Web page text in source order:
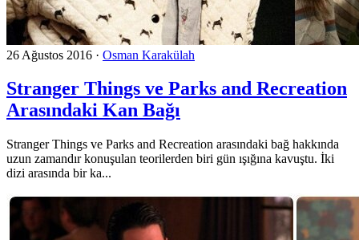
26 Ağustos 2016 · Osman Karakülah
Stranger Things ve Parks and Recreation
Arasındaki Kan Bağı
Stranger Things ve Parks and Recreation arasındaki bağ hakkında
uzun zamandır konuşulan teorilerden biri gün ışığına kavuştu. İki
dizi arasında bir ka...